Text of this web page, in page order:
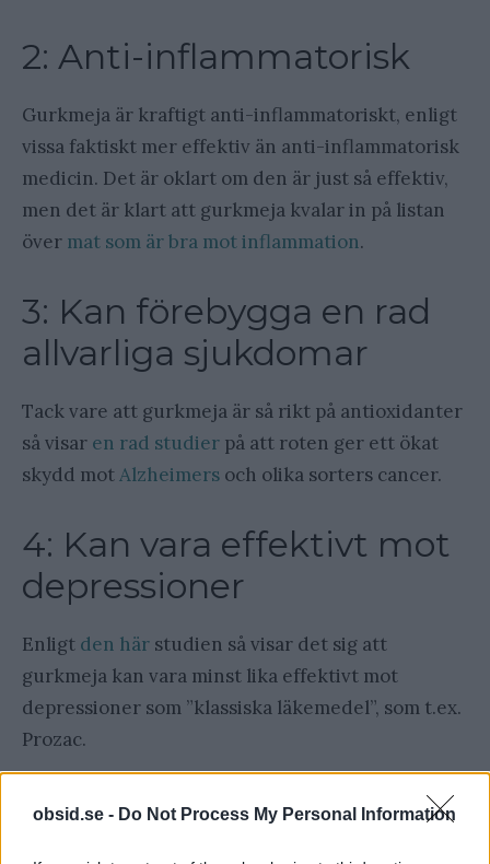
obsid.se - Do Not Process My Personal Information
2: Anti-inflammatorisk
Gurkmeja är kraftigt anti-inflammatoriskt, enligt
vissa faktiskt mer effektiv än anti-inflammatorisk
medicin. Det är oklart om den är just så effektiv,
men det är klart att gurkmeja kvalar in på listan
över mat som är bra mot inflammation.
3: Kan förebygga en rad
allvarliga sjukdomar
Tack vare att gurkmeja är så rikt på antioxidanter
så visar en rad studier på att roten ger ett ökat
skydd motAlzheimers och olika sorters cancer.
4: Kan vara effektivt mot
depressioner
Enligt den här studien så visar det sig att
gurkmeja kan vara minst lika effektivt mot
depressioner som ”klassiska läkemedel”, som t.ex.
Prozac.